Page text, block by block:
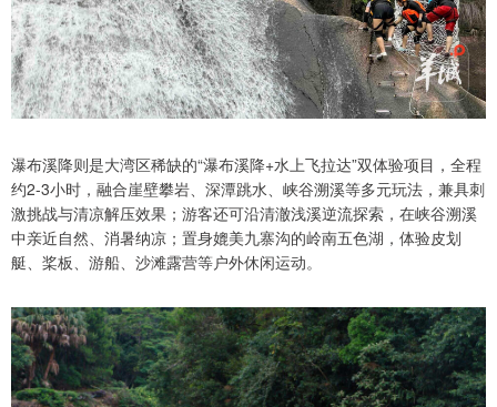
瀑布溪降则是大湾区稀缺的“瀑布溪降+水上飞拉达”双体验项目，全程
约2-3小时，融合崖壁攀岩、深潭跳水、峡谷溯溪等多元玩法，兼具刺
激挑战与清凉解压效果；游客还可沿清澈浅溪逆流探索，在峡谷溯溪
中亲近自然、消暑纳凉；置身媲美九寨沟的岭南五色湖，体验皮划
艇、桨板、游船、沙滩露营等户外休闲运动。